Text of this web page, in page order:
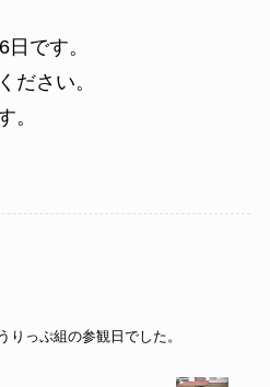
です。
ださい。
。
りっぷ組の参観日でした。